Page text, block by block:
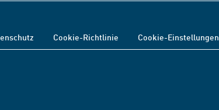
Cookie-Richtlinie Cookie-Einstellungen